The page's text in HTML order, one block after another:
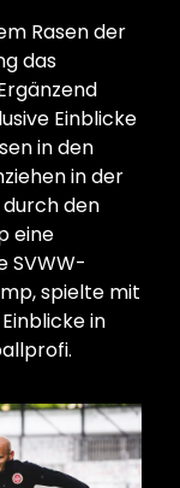
Rasen der
das
Einblicke
in den
in der
den
eine
SVWW-
spielte mit
in